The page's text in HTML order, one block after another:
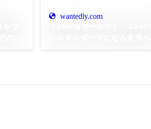
wantedly.com